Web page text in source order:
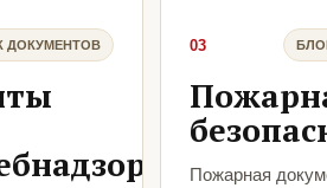
ДОКУМЕНТОВ 03
Пожарная